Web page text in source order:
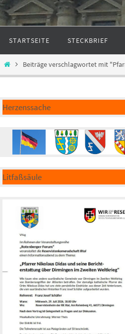
Inhalt
springen
STARTSEITE STECKBRIEF
StartBeiträge verschlagwortet mit
Herzenssache
Litfaßsäule